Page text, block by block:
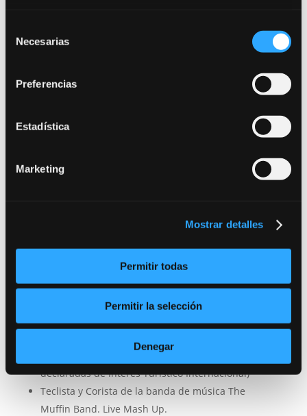
Necesarias
Preferencias
Estadística
Marketing
Mostrar detalles
Permitir todas
Permitir la selección
Denegar
Ambigú de LA NAVE de Cambaleo. Dir. Julio C.
2001
Harry Birla-Órganos Sobre textos de Monty Python
Música, danza, publicidad y Cortometrajes:
Vive Aranjuez, 250 años Idea y Dir. Ricardo Utrera
Farsa infantil de la cabeza del dragón de Ramón
Ma del Valle Inclán. Infantil. Dir. Ricardo Utrera
El ruiseñor y la rosa de Oscar Wilde. Dir. Ricardo
El Motín de Aranjuez de Jesús Alviz y Juan Copete.
Ciudad por aportación a la difusión de las Fiestas
declaradas de Interés Turístico Internacional)
Teclista y Corista de la banda de música The
Muffin Band. Live Mash Up.